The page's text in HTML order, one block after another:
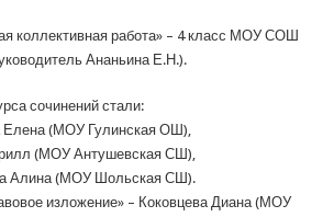
коллективная работа» – 4 класс МОУ СОШ
Ананьина Е.Н.).
сочинений стали:
Елена (МОУ Гулинская ОШ),
(МОУ Антушевская СШ),
Алина (МОУ Шольская СШ).
изложение» – Коковцева Диана (МОУ